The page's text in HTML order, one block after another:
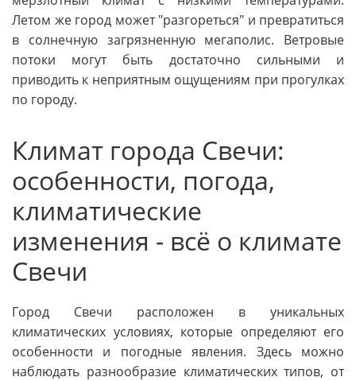
Летом же город может "разгореться" и превратиться
в солнечную загрязненную мегаполис. Ветровые
потоки могут быть достаточно сильными и
приводить к неприятным ощущениям при прогулках
по городу.
Климат города Свечи:
особенности, погода,
климатические
изменения - всё о климате
Свечи
Город Свечи расположен в уникальных
климатических условиях, которые определяют его
особенности и погодные явления. Здесь можно
наблюдать разнообразие климатических типов, от